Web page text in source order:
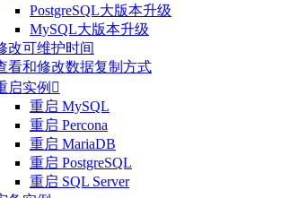
PostgreSQL大版本升级
MySQL大版本升级
改可维护时间
看和修改数据复制方式
启实例 
重启 MySQL
重启 Percona
重启 MariaDB
重启 PostgreSQL
重启 SQL Server